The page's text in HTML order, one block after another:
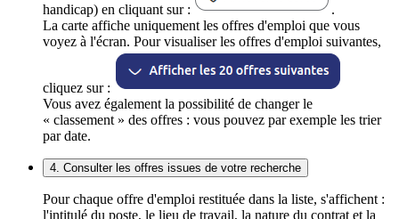
handicap) en cliquant sur :
.
La carte affiche uniquement les offres d'emploi que vous
voyez à l'écran. Pour visualiser les offres d'emploi suivantes,
cliquez sur :
Vous avez également la possibilité de changer le
« classement » des offres : vous pouvez par exemple les trier
par date.
4. Consulter les offres issues de votre recherche
Pour chaque offre d'emploi restituée dans la liste, s'affichent :
l'intitulé du poste, le lieu de travail, la nature du contrat et la